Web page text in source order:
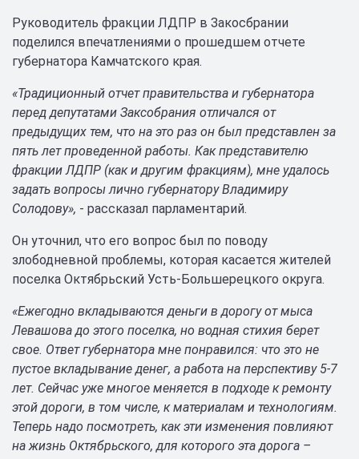
Руководитель фракции ЛДПР в Закосбрании
поделился впечатлениями о прошедшем отчете
губернатора Камчатского края.
«Традиционный отчет правительства и губернатора
перед депутатами Заксобрания отличался от
предыдущих тем, что на это раз он был представлен за
пять лет проведенной работы. Как представителю
фракции ЛДПР (как и другим фракциям), мне удалось
задать вопросы лично губернатору Владимиру
Солодову», - рассказал парламентарий.
Он уточнил, что его вопрос был по поводу
злободневной проблемы, которая касается жителей
поселка Октябрьский Усть-Большерецкого округа.
«Ежегодно вкладываются деньги в дорогу от мыса
Левашова до этого поселка, но водная стихия берет
свое. Ответ губернатора мне понравился: что это не
пустое вкладывание денег, а работа на перспективу 5-7
лет. Сейчас уже многое меняется в подходе к ремонту
этой дороги, в том числе, к материалам и технологиям.
Теперь надо посмотреть, как эти изменения повлияют
на жизнь Октябрьского, для которого эта дорога –